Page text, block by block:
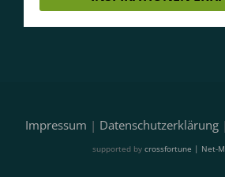
Impressum | Datenschutzerklärung|
supported by crossfortune | Net-